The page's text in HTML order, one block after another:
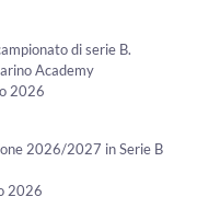
di serie B.
Academy
2026
2026/2027 in Serie B
2026